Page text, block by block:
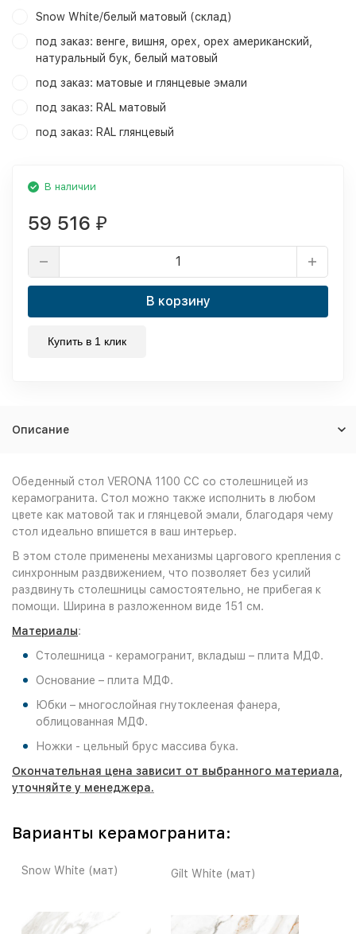
Snow White/белый матовый (склад)
под заказ: венге, вишня, орех, орех американский,
натуральный бук, белый матовый
под заказ: матовые и глянцевые эмали
под заказ: RAL матовый
под заказ: RAL глянцевый
В наличии
59 516 ₽
В корзину
Купить в 1 клик
Описание
Обеденный стол VERONA 1100 CC со столешницей из
керамогранита. Стол можно также исполнить в любом
цвете как матовой так и глянцевой эмали, благодаря чему
стол идеально впишется в ваш интерьер.
В этом столе применены механизмы царгового крепления с
синхронным раздвижением, что позволяет без усилий
раздвинуть столешницы самостоятельно, не прибегая к
помощи. Ширина в разложенном виде 151 см.
Материалы:
Столешница - керамогранит, вкладыш – плита МДФ.
Основание – плита МДФ.
Юбки – многослойная гнутоклееная фанера,
облицованная МДФ.
Ножки - цельный брус массива бука.
Окончательная цена зависит от выбранного материала,
уточняйте у менеджера.
Варианты керамогранита:
Snow White (мат) Gilt White (мат)